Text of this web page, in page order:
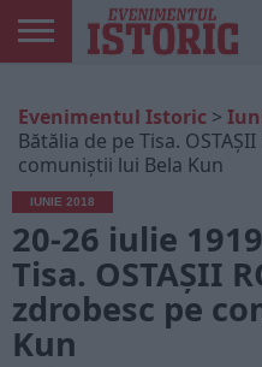
ONLINE
EDIȚII
TIPĂRITE
ISTORIC
PLAY
CONTUL
MEU
Evenimentul Istoric >
Bătălia de pe Tisa.
comuniștii lui Bela Kun
IUNIE 2018
20-26 iulie
Tisa. OSTAȘII
zdrobesc pe
Kun